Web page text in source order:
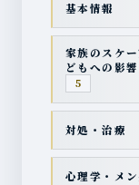
基本情報
家族のスケ
どもへの影響
5
対処・治療
心理学・メ